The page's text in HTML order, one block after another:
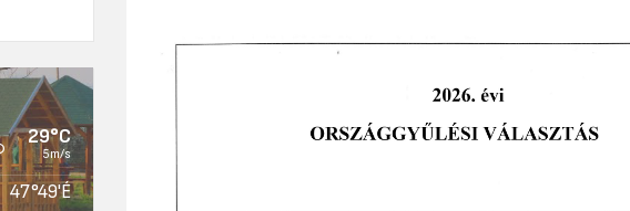
29°C
5m/s
47°49'É